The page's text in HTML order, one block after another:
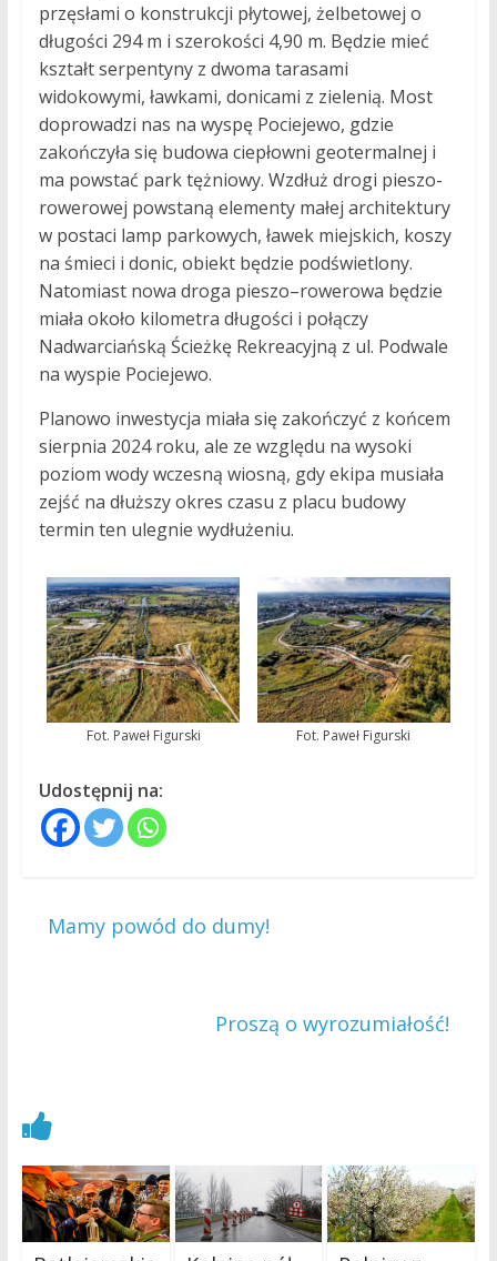
przęsłami o konstrukcji płytowej, żelbetowej o
długości 294 m i szerokości 4,90 m. Będzie mieć
kształt serpentyny z dwoma tarasami
widokowymi, ławkami, donicami z zielenią. Most
doprowadzi nas na wyspę Pociejewo, gdzie
zakończyła się budowa ciepłowni geotermalnej i
ma powstać park tężniowy. Wzdłuż drogi pieszo-
rowerowej powstaną elementy małej architektury
w postaci lamp parkowych, ławek miejskich, koszy
na śmieci i donic, obiekt będzie podświetlony.
Natomiast nowa droga pieszo–rowerowa będzie
miała około kilometra długości i połączy
Nadwarciańską Ścieżkę Rekreacyjną z ul. Podwale
na wyspie Pociejewo.
Planowo inwestycja miała się zakończyć z końcem
sierpnia 2024 roku, ale ze względu na wysoki
poziom wody wczesną wiosną, gdy ekipa musiała
zejść na dłuższy okres czasu z placu budowy
termin ten ulegnie wydłużeniu.
Fot. Paweł Figurski Fot. Paweł Figurski
Udostępnij na:
Mamy powód do dumy!
Proszą o wyrozumiałość!